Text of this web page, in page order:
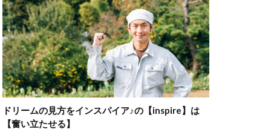
ドリームの見方をインスパイア♪の【inspire】は
【奮い立たせる】